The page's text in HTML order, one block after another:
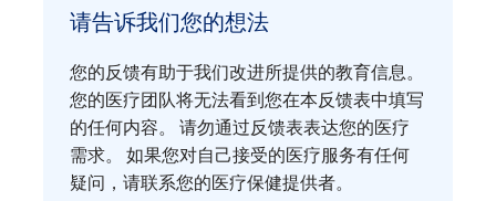
告
我
们
您
的
想
请告诉我们您的想法
您的反馈有助于我们改进所提供的教育信息。
您的医疗团队将无法看到您在本反馈表中填写
的任何内容。 请勿通过反馈表表达您的医疗
需求。 如果您对自己接受的医疗服务有任何
疑问，请联系您的医疗保健提供者。